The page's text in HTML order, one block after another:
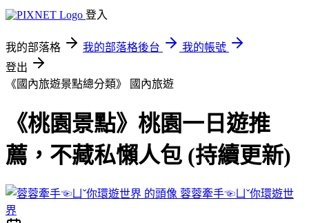
登入
我的部落格 我的部落格後台
我的帳號
登出
《國內旅遊景點總分類》
國內旅遊
《桃園景點》桃園一日遊推
薦，不藏私懶人包 (持續更新)
蓉蓉牽手☜ㄩˇ你環遊世
界